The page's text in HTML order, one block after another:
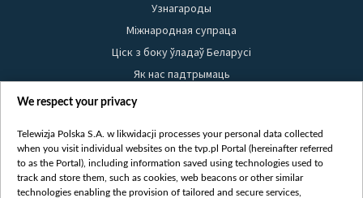
Узнагароды
Міжнародная супраца
Ціск з боку ўладаў Беларусі
Як нас падтрымаць
Правілы выкарыстання матэрыялаў
Бяспека
Youtube
Белсат news
We respect your privacy
Telewizja Polska S.A. w likwidacji processes your personal data collected
when you visit individual websites on the tvp.pl Portal (hereinafter referred
to as the Portal), including information saved using technologies used to
track and store them, such as cookies, web beacons or other similar
technologies enabling the provision of tailored and secure services,